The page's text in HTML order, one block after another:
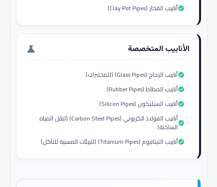
أنابيب الفخار (Clay Pot Pipes)check_circle
الأنابيب المتخصصة science
أنابيب الزجاج (Glass Pipes) (للمختبرات)check_circle
أنابيب المطاط (Rubber Pipes)check_circle
أنابيب السيليكون (Silicon Pipes)check_circle
أنابيب الفولاذ الكربوني (Carbon Steel Pipes) (لنقل المياه
الساخنة)check_circle
أنابيب التيتانيوم (Titanium Pipes) (للبيئات المسببة للتآكل)check_circle